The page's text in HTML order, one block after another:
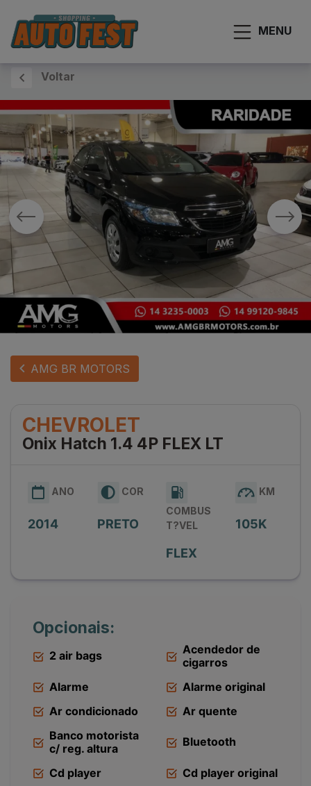
MENU
Voltar
AMG BR MOTORS
CHEVROLET
Onix Hatch 1.4 4P FLEX LT
ANO
2014
COR
PRETO
COMBUS
T?VEL
FLEX
KM
105K
Opcionais:
2 air bags
Acendedor de
cigarros
Alarme
Alarme original
Ar condicionado
Ar quente
Banco motorista
c/ reg. altura
Bluetooth
Cd player Cd player original